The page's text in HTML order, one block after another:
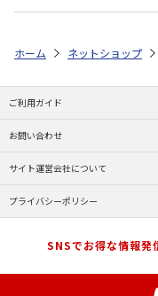
ホーム ネットショップ
ご利用ガイド
お問い合わせ
サイト運営会社について
プライバシーポリシー
SNSでお得な情報発